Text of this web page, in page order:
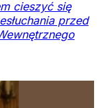
cieszyć się
przed